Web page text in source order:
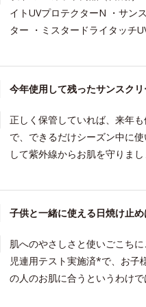
イトUVプロテクターN ・サン
ター ・ミスタードライタッチ
今年使用して残ったサンスク
正しく保管していれば、来年
で、できるだけシーズン中に
して紫外線からお肌を守りま
子供と一緒に使える日焼け止
肌へのやさしさと使いごこち
児連用テスト実施済*で、お子
の人のお肌に合うというわけ